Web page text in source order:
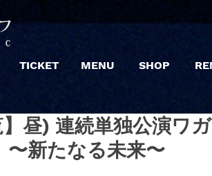
TICKET MENU SHOP
昼) 連続単独公演ワ
新たなる未来〜